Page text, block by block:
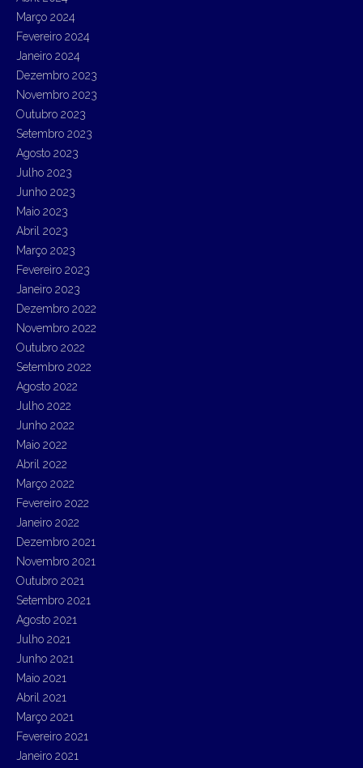
Março 2024
Fevereiro 2024
Janeiro 2024
Dezembro 2023
Novembro 2023
Outubro 2023
Setembro 2023
Agosto 2023
Julho 2023
Junho 2023
Maio 2023
Abril 2023
Março 2023
Fevereiro 2023
Janeiro 2023
Dezembro 2022
Novembro 2022
Outubro 2022
Setembro 2022
Agosto 2022
Julho 2022
Junho 2022
Maio 2022
Abril 2022
Março 2022
Fevereiro 2022
Janeiro 2022
Dezembro 2021
Novembro 2021
Outubro 2021
Setembro 2021
Agosto 2021
Julho 2021
Junho 2021
Maio 2021
Abril 2021
Março 2021
Fevereiro 2021
Janeiro 2021